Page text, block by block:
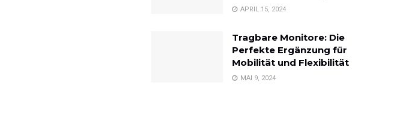
APRIL 15, 2024
Tragbare Monitore: Die
Perfekte Ergänzung für
Mobilität und Flexibilität
MAI 9, 2024